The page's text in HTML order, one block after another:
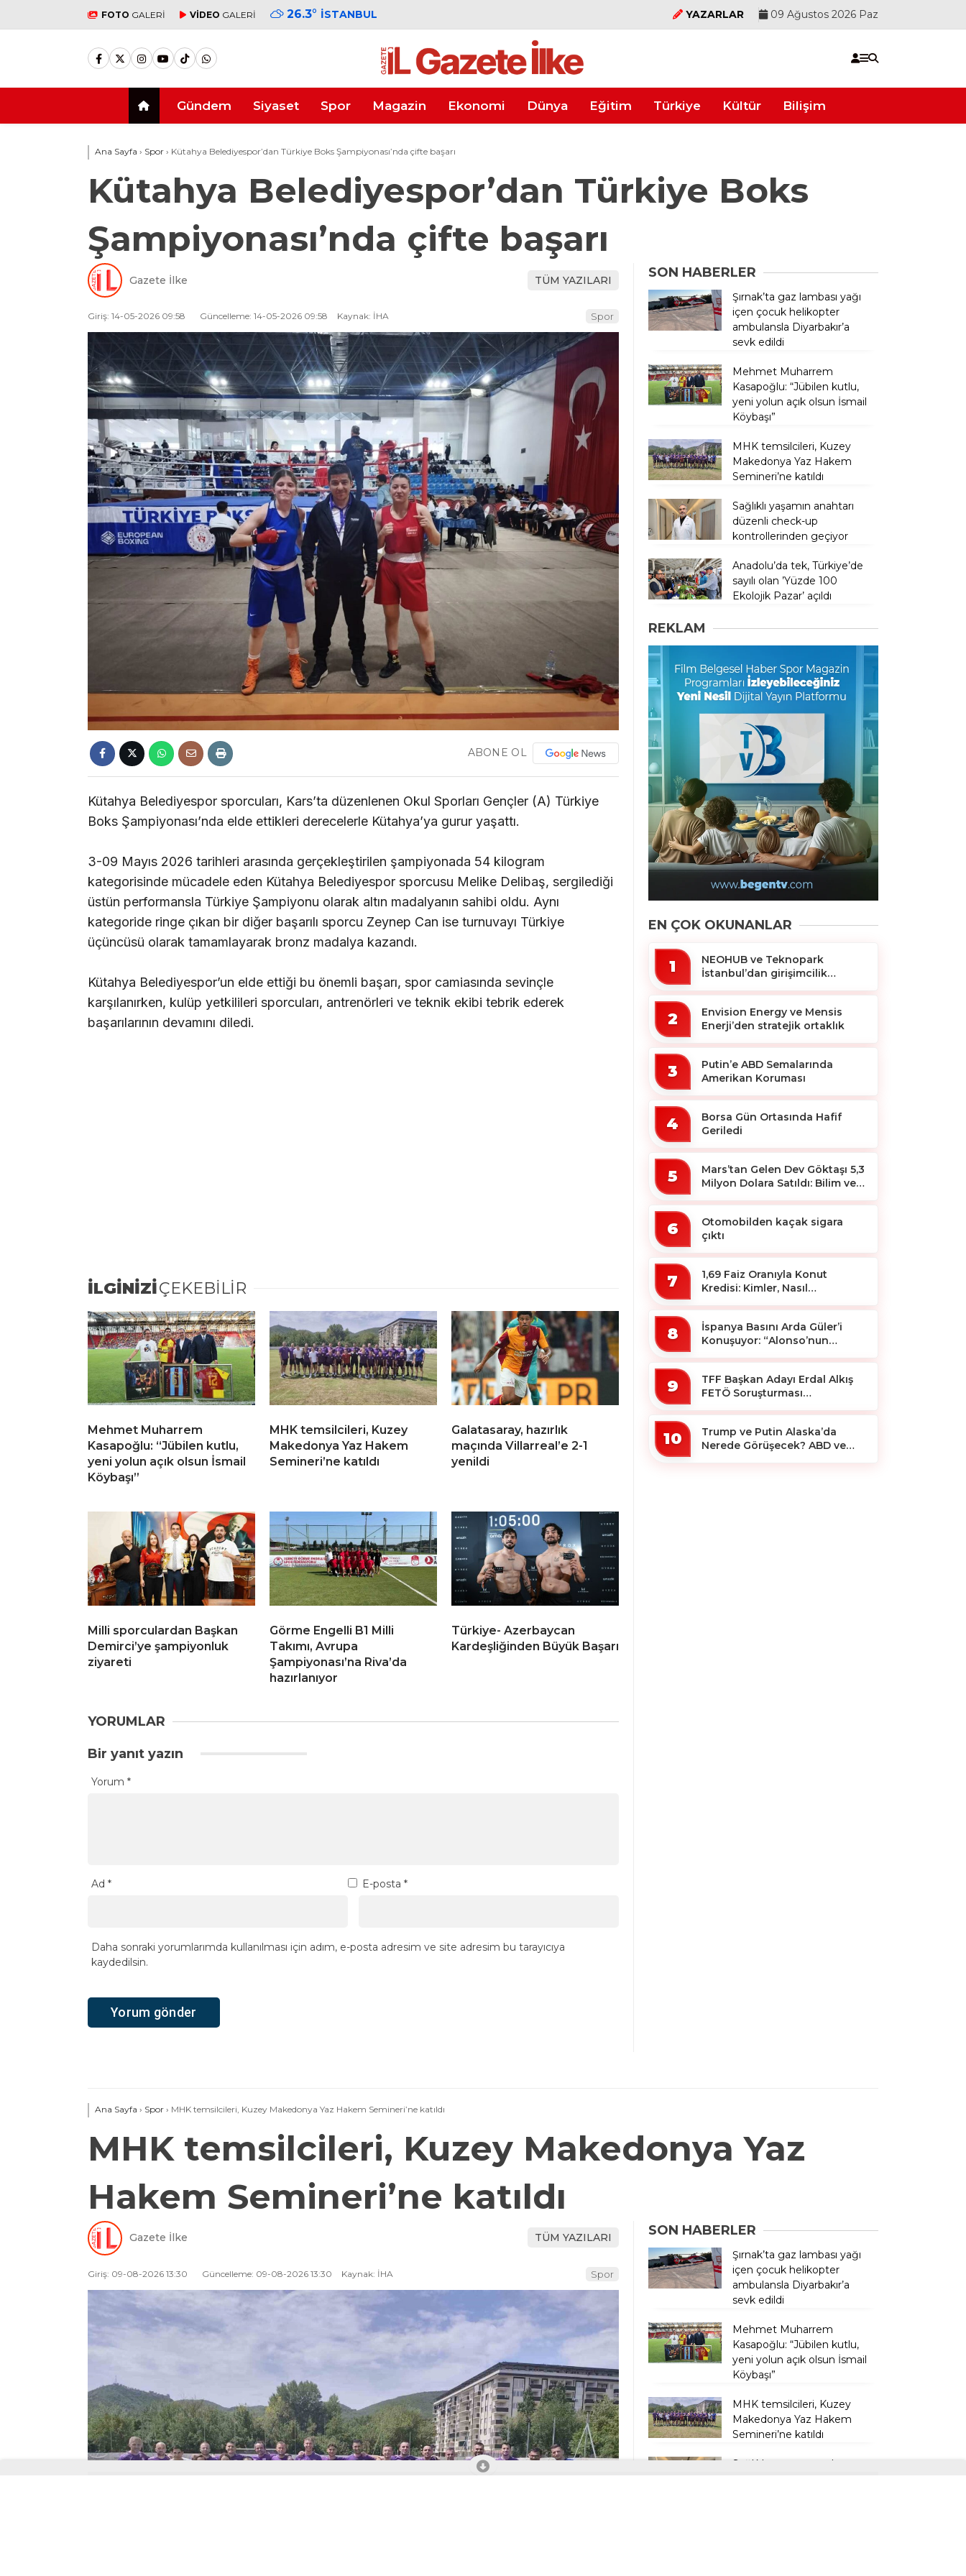
FOTO GALERİ VİDEO GALERİ 26.3° İSTANBUL YAZARLAR 09 Ağustos 2026 Paz
Gündem Siyaset Spor Magazin Ekonomi Dünya Eğitim Türkiye Kültür Bilişim
Ana Sayfa › Spor › Kütahya Belediyespor’dan Türkiye Boks Şampiyonası’nda çifte başarı
Kütahya Belediyespor’dan Türkiye Boks
Şampiyonası’nda çifte başarı
Gazete İlke TÜM YAZILARI
Giriş: 14-05-2026 09:58 Güncelleme: 14-05-2026 09:58 Kaynak: İHA Spor
ABONE OL
Kütahya Belediyespor sporcuları, Kars’ta düzenlenen Okul Sporları Gençler (A) Türkiye
Boks Şampiyonası’nda elde ettikleri derecelerle Kütahya’ya gurur yaşattı.
3-09 Mayıs 2026 tarihleri arasında gerçekleştirilen şampiyonada 54 kilogram
kategorisinde mücadele eden Kütahya Belediyespor sporcusu Melike Delibaş, sergilediği
üstün performansla Türkiye Şampiyonu olarak altın madalyanın sahibi oldu. Aynı
kategoride ringe çıkan bir diğer başarılı sporcu Zeynep Can ise turnuvayı Türkiye
üçüncüsü olarak tamamlayarak bronz madalya kazandı.
Kütahya Belediyespor’un elde ettiği bu önemli başarı, spor camiasında sevinçle
karşılanırken, kulüp yetkilileri sporcuları, antrenörleri ve teknik ekibi tebrik ederek
başarılarının devamını diledi.
İLGİNİZİÇEKEBİLİR
Mehmet Muharrem
Kasapoğlu: “Jübilen kutlu,
yeni yolun açık olsun İsmail
Köybaşı”
MHK temsilcileri, Kuzey
Makedonya Yaz Hakem
Semineri’ne katıldı
Galatasaray, hazırlık
maçında Villarreal’e 2-1
yenildi
Milli sporculardan Başkan
Demirci’ye şampiyonluk
ziyareti
Görme Engelli B1 Milli
Takımı, Avrupa
Şampiyonası’na Riva’da
hazırlanıyor
Türkiye- Azerbaycan
Kardeşliğinden Büyük Başarı
YORUMLAR
Bir yanıt yazın
Yorum *
Ad * E-posta *
Daha sonraki yorumlarımda kullanılması için adım, e-posta adresim ve site adresim bu tarayıcıya
kaydedilsin.
SON HABERLER
Şırnak’ta gaz lambası yağı
içen çocuk helikopter
ambulansla Diyarbakır’a
sevk edildi
Mehmet Muharrem
Kasapoğlu: “Jübilen kutlu,
yeni yolun açık olsun İsmail
Köybaşı”
MHK temsilcileri, Kuzey
Makedonya Yaz Hakem
Semineri’ne katıldı
Sağlıklı yaşamın anahtarı
düzenli check-up
kontrollerinden geçiyor
Anadolu’da tek, Türkiye’de
sayılı olan ’Yüzde 100
Ekolojik Pazar’ açıldı
REKLAM
EN ÇOK OKUNANLAR
1
NEOHUB ve Teknopark
İstanbul’dan girişimcilik
2
Envision Energy ve Mensis
Enerji’den stratejik ortaklık
3
Putin’e ABD Semalarında
Amerikan Koruması
4
Borsa Gün Ortasında Hafif
Geriledi
5
Mars’tan Gelen Dev Göktaşı 5,3
Milyon Dolara Satıldı: Bilim ve
6
Otomobilden kaçak sigara
çıktı
7
1,69 Faiz Oranıyla Konut
Kredisi: Kimler, Nasıl
8
İspanya Basını Arda Güler’i
Konuşuyor: “Alonso’nun
9
TFF Başkan Adayı Erdal Alkış
FETÖ Soruşturması
10
Trump ve Putin Alaska’da
Nerede Görüşecek? ABD ve
Ana Sayfa › Spor › MHK temsilcileri, Kuzey Makedonya Yaz Hakem Semineri’ne katıldı
MHK temsilcileri, Kuzey Makedonya Yaz
Hakem Semineri’ne katıldı
Gazete İlke TÜM YAZILARI
Giriş: 09-08-2026 13:30 Güncelleme: 09-08-2026 13:30 Kaynak: İHA Spor
SON HABERLER
Şırnak’ta gaz lambası yağı
içen çocuk helikopter
ambulansla Diyarbakır’a
sevk edildi
Mehmet Muharrem
Kasapoğlu: “Jübilen kutlu,
yeni yolun açık olsun İsmail
Köybaşı”
MHK temsilcileri, Kuzey
Makedonya Yaz Hakem
Semineri’ne katıldı
Sağlıklı yaşamın anahtarı